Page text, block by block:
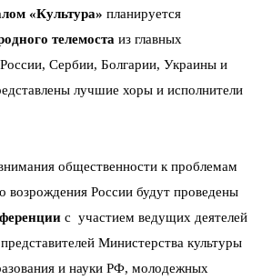
«Культура» планируется
телемоста из главных
Сербии, Болгарии, Украины и
лучшие хоры и исполнители
общественности к проблемам
возрождения России будут проведены
с участием ведущих деятелей
Министерства культуры
и науки РФ, молодежных